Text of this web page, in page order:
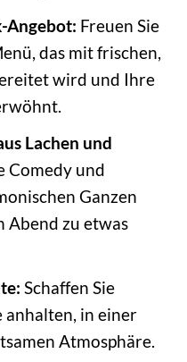
Angebot: Freuen Sie
das mit frischen,
wird und Ihre
Lachen und
Comedy und
Ganzen
Abend zu etwas
Schaffen Sie
anhalten, in einer
Atmosphäre.